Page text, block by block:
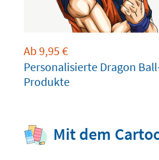
Ab 9,95 €
Personalisierte Dragon
Produkte
Mit dem